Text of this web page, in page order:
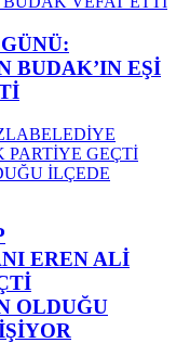
BUDAK’IN EŞİ
EREN ALİ
OLDUĞU